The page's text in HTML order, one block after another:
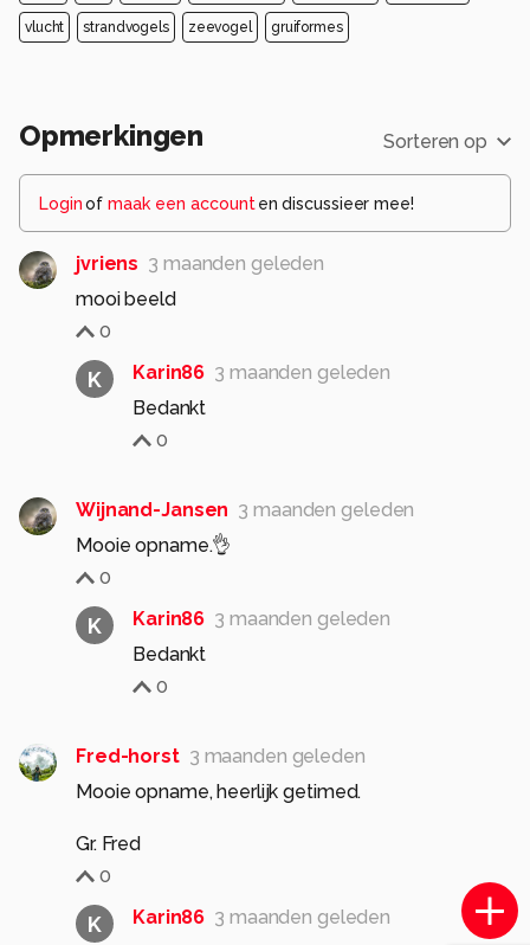
vlucht strandvogels zeevogel gruiformes
Opmerkingen Sorteren op
Loginof maak een account en discussieer mee!
jvriens 3 maanden geleden
mooi beeld
0
K Karin86 3 maanden geleden
Bedankt
0
Wijnand-Jansen 3 maanden geleden
Mooie opname.👌
0
K Karin86 3 maanden geleden
Bedankt
0
Fred-horst 3 maanden geleden
Mooie opname, heerlijk getimed.
0
K Karin86 3 maanden geleden